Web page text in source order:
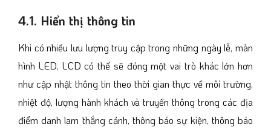
4.1. Hiển thị thông tin
Khi có nhiều lưu lượng truy cập trong những ngày lễ, màn
hình LED, LCD có thể sẽ đóng một vai trò khác lớn hơn
như cập nhật thông tin theo thời gian thực về môi trường,
nhiệt độ, lượng hành khách và truyền thông trong các địa
điểm danh lam thắng cảnh, thông báo sự kiện, thông báo